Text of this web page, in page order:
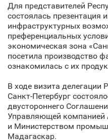
Для представителей
состоялась презентация
инфраструктурных
преференциальных
экономическая зона
посетила производство
ознакомилась с их
В ходе визита делегации
Санкт‑Петербург
двустороннего
Управляющей компанией
и Министерством
Мадагаскар.